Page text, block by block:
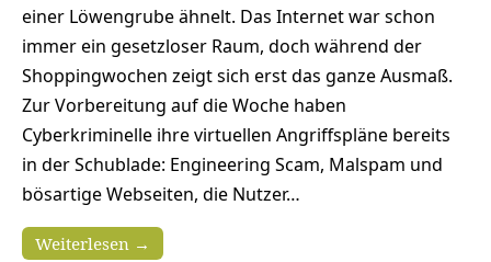
einer Löwengrube ähnelt. Das Internet war schon
immer ein gesetzloser Raum, doch während der
Shoppingwochen zeigt sich erst das ganze Ausmaß.
Zur Vorbereitung auf die Woche haben
Cyberkriminelle ihre virtuellen Angriffspläne bereits
in der Schublade: Engineering Scam, Malspam und
bösartige Webseiten, die Nutzer…
Weiterlesen →